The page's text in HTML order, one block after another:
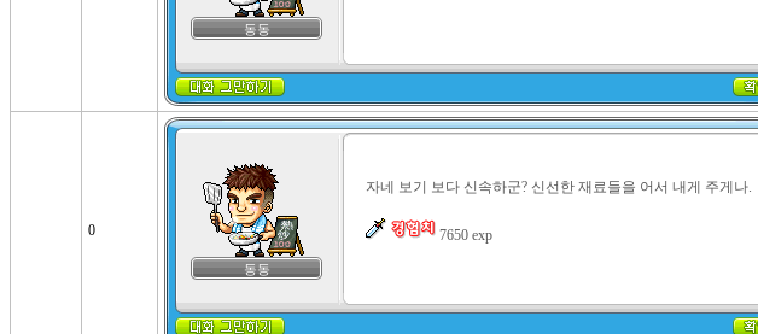
동동
0
동동
자네 보기 보다 신속하군? 신선한 재료들을 어서 내게 주게나.
7650 exp